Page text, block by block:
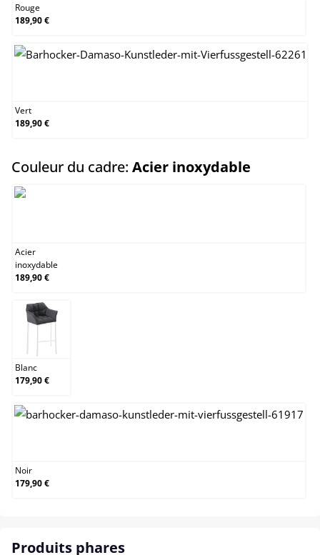
Rouge
189,90 €
Vert
189,90 €
Couleur du cadre: Acier inoxydable
Acier
inoxydable
189,90 €
Blanc
Blanc
179,90 €
Noir
179,90 €
Produits phares